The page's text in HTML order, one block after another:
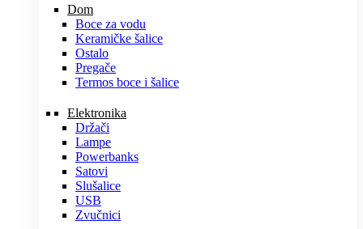
Dom
Boce za vodu
Keramičke šalice
Ostalo
Pregače
Termos boce i šalice
Elektronika
Držači
Lampe
Powerbanks
Satovi
Slušalice
USB
Zvučnici